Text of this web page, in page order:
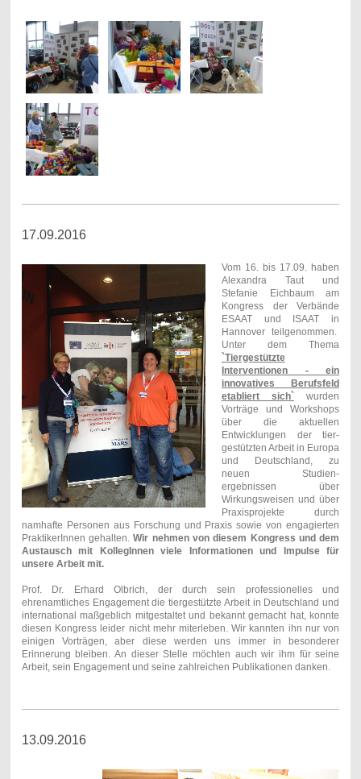
17.09.2016
Vom 16. bis 17.09. haben
Alexandra Taut und
Stefanie Eichbaum am
Kongress der Verbände
ESAAT und ISAAT in
Hannover teilgenommen.
Unter dem Thema
`Tiergestützte
Interventionen - ein
innovatives Berufsfeld
etabliert sich` wurden
Vorträge und Workshops
über die aktuellen
Entwicklungen der tier-
gestützten Arbeit in Europa
und Deutschland, zu
neuen Studien-
ergebnissen über
Wirkungsweisen und über
Praxisprojekte durch
namhafte Personen aus Forschung und Praxis sowie von engagierten
PraktikerInnen gehalten.Wir nehmen von diesem Kongress und dem
Austausch mit KollegInnen viele Informationen und Impulse für
unsere Arbeit mit.
Prof. Dr. Erhard Olbrich, der durch sein professionelles und
ehrenamtliches Engagement die tiergestützte Arbeit in Deutschland und
international maßgeblich mitgestaltet und bekannt gemacht hat, konnte
diesen Kongress leider nicht mehr miterleben. Wir kannten ihn nur von
einigen Vorträgen, aber diese werden uns immer in besonderer
Erinnerung bleiben. An dieser Stelle möchten auch wir ihm für seine
Arbeit, sein Engagement und seine zahlreichen Publikationen danken.
13.09.2016